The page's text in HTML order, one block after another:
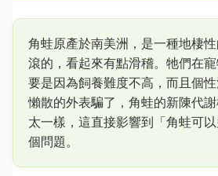
角蛙原產於南美洲，是一種地棲
滾的，看起來有點滑稽。牠們在
要是因為飼養難度不高，而且個
懶散的外表騙了，角蛙的新陳代
太一樣，這直接影響到「角蛙可
個問題。